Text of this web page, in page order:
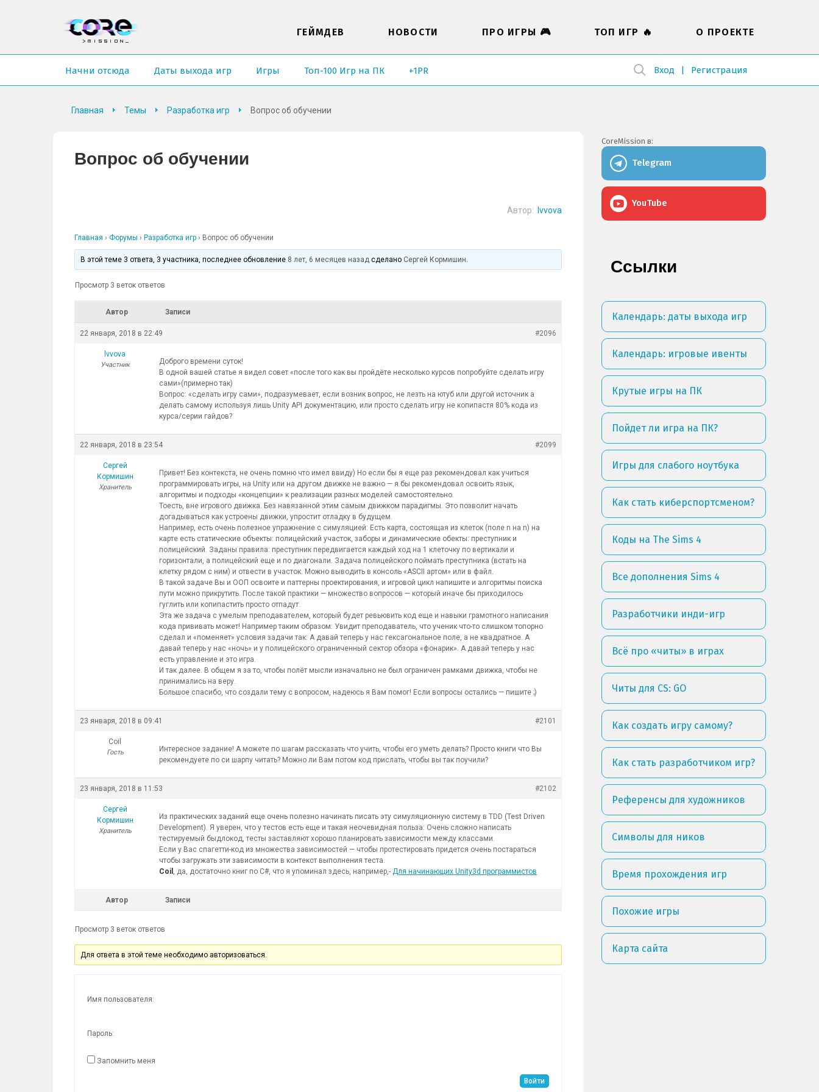
Вход Регистрация
ГЕЙМДЕВ НОВОСТИ ПРО ИГРЫ 🎮 ТОП ИГР 🔥 О ПРОЕКТЕ
Начни отсюда Даты выхода игр Игры Топ-100 Игр на ПК +1PR
Главная Темы Разработка игр Вопрос об обучении
Вопрос об обучении
Автор: lvvova
Главная › Форумы › Разработка игр › Вопрос об обучении
В этой теме 3 ответа, 3 участника, последнее обновление 8 лет, 6 месяцев назад сделано Сергей Кормишин.
Просмотр 3 веток ответов
Автор Записи
22 января, 2018 в 22:49 #2096
lvvova
Участник
Доброго времени суток!
В одной вашей статье я видел совет «после того как вы пройдёте несколько курсов попробуйте сделать игру
сами»(примерно так)
Вопрос: «сделать игру сами», подразумевает, если возник вопрос, не лезть на ютуб или другой источник а
делать самому используя лишь Unity API документацию, или просто сделать игру не копипастя 80% кода из
курса/серии гайдов?
22 января, 2018 в 23:54 #2099
Сергей
Кормишин
Хранитель
Привет! Без контекста, не очень помню что имел ввиду) Но если бы я еще раз рекомендовал как учиться
программировать игры, на Unity или на другом движке не важно — я бы рекомендовал освоить язык,
алгоритмы и подходы «концепции» к реализации разных моделей самостоятельно.
Тоесть, вне игрового движка. Без навязанной этим самым движком парадигмы. Это позволит начать
догадываться как устроены движки, упростит отладку в будущем.
Например, есть очень полезное упражнение с симуляцией: Есть карта, состоящая из клеток (поле n на n) на
карте есть статические объекты: полицейский участок, заборы и динамические обекты: преступник и
полицейский. Заданы правила: преступник передвигается каждый ход на 1 клеточку по вертикали и
горизонтали, а полицейский еще и по диагонали. Задача полицейского поймать преступника (встать на
клетку рядом с ним) и отвести в участок. Можно выводить в консоль «ASCII артом» или в файл.
В такой задаче Вы и ООП освоите и паттерны проектирования, и игровой цикл напишите и алгоритмы поиска
пути можно прикрутить. После такой практики — множество вопросов — который иначе бы приходилось
гуглить или копипастить просто отпадут.
Эта же задача с умелым преподавателем, который будет ревьювить код еще и навыки грамотного написания
кода прививать может! Например таким образом: Увидит преподаватель, что ученик что-то слишком топорно
сделал и «поменяет» условия задачи так: А давай теперь у нас гексагональное поле, а не квадратное. А
давай теперь у нас «ночь» и у полицейского ограниченный сектор обзора «фонарик». А давай теперь у нас
есть управление и это игра.
И так далее. В общем я за то, чтобы полёт мысли изначально не был ограничен рамками движка, чтобы не
принимались на веру.
Большое спасибо, что создали тему с вопросом, надеюсь я Вам помог! Если вопросы остались — пишите ;)
23 января, 2018 в 09:41 #2101
Coil
Гость
Интересное задание! А можете по шагам рассказать что учить, чтобы его уметь делать? Просто книги что Вы
рекомендуете по си шарпу читать? Можно ли Вам потом код прислать, чтобы вы так поучили?
23 января, 2018 в 11:53 #2102
Сергей
Кормишин
Хранитель
Из практических заданий еще очень полезно начинать писать эту симуляционную систему в TDD (Test Driven
Development). Я уверен, что у тестов есть еще и такая неочевидная польза: Очень сложно написать
тестируемый быдлокод, тесты заставляют хорошо планировать зависимости между классами.
Если у Вас спагетти-код из множества зависимостей — чтобы протестировать придется очень постараться
чтобы загружать эти зависимости в контекст выполнения теста.
Coil , да, достаточно книг по C#, что я упоминал здесь, например,- Для начинающих Unity3d программистов
Автор Записи
Просмотр 3 веток ответов
Для ответа в этой теме необходимо авторизоваться.
Имя пользователя:
Пароль:
Запомнить меня
Войти
CoreMission в:
Telegram
YouTube
Ссылки
Календарь: даты выхода игр
Календарь: игровые ивенты
Крутые игры на ПК
Пойдет ли игра на ПК?
Игры для слабого ноутбука
Как стать киберспортсменом?
Коды на The Sims 4
Все дополнения Sims 4
Разработчики инди-игр
Всё про «читы» в играх
Читы для CS: GO
Как создать игру самому?
Как стать разработчиком игр?
Референсы для художников
Символы для ников
Время прохождения игр
Похожие игры
Карта сайта